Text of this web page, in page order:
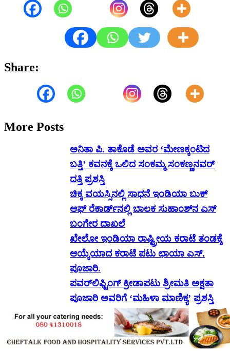
Share:
More Posts
ಅನಿತಾ ಪಿ. ತಾಕೊಡೆ ಅವರ ‘ಮೇಣಕ್ಕಂಟಿದ
ಬತ್ತಿ’ ಕವನಕ್ಕೆ ಒಲಿದ ಸಂಕಮ್ಮ ಸಂಕಣ್ಣನವರ್
ದತ್ತಿ ಪ್ರಶಸ್ತಿ
ಚಿಕ್ಕ ವಯಸ್ಸಿನಲ್ಲಿ ಸಾಧನೆ ಇಂಡಿಯಾ ಬುಕ್
ಆಫ್ ರೆಕಾರ್ಡ್‌ನಲ್ಲಿ ಬಾಲಕ ಸುಹಾಂಶ್‌ನ ಎಸ್
ಬಂಗೇರ ದಾಖಲೆ
ಖೇಲೋ ಇಂಡಿಯಾ ರಾಷ್ಟ್ರೀಯ ಕರಾಟೆ ತಂಡಕ್ಕೆ
ಆಯ್ಕೆಯಾದ ಕರಾಟೆ ಪಟು ಛಾಯಾ ಎಸ್.
ಪೂಜಾರಿ.
ಪವರ್‌ಲಿಫ್ಟಿಂಗ್ ಕ್ರೀಡಾಪಟು ಶ್ರೀಮತಿ ಅಕ್ಷತಾ
ಪೂಜಾರಿ ಅವರಿಗೆ ‘ಮಹಿಳಾ ಮಾಣಿಕ್ಯ’ ಪ್ರಶಸ್ತಿ